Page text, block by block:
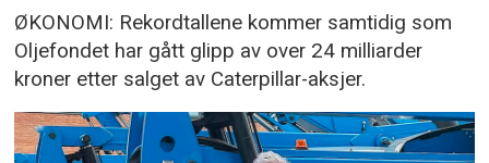
ØKONOMI: Rekordtallene kommer samtidig som
Oljefondet har gått glipp av over 24 milliarder
kroner etter salget av Caterpillar-aksjer.